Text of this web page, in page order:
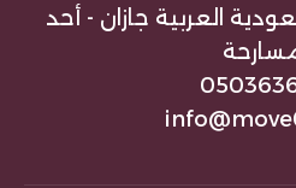
العربية جازان - أحد